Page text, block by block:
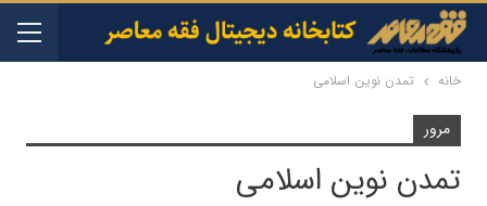
خانه تمدن نوین اسلامی
مرور
تمدن نوین اسلامی